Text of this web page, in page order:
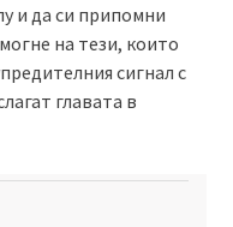
и да си припомни
на тези, които
сигнал с
главата в